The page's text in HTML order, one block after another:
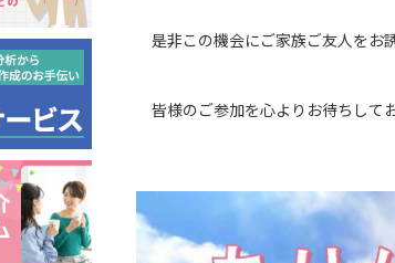
是非この機会にご家族ご友人をお
皆様のご参加を心よりお待ちして